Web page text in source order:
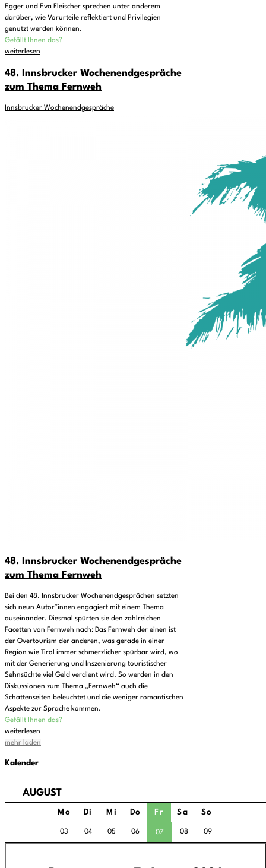
Egger und Eva Fleischer sprechen unter anderem
darüber, wie Vorurteile reflektiert und Privilegien
genutzt werden können.
Gefällt Ihnen das?
weiterlesen
48. Innsbrucker Wochenendgespräche
zum Thema Fernweh
Innsbrucker Wochenendgespräche
48. Innsbrucker Wochenendgespräche
zum Thema Fernweh
Bei den 48. Innsbrucker Wochenendgesprächen setzten
sich neun Autor*innen engagiert mit einem Thema
auseinander. Diesmal spürten sie den zahlreichen
Facetten von Fernweh nach: Das Fernweh der einen ist
der Overtourism der anderen, was gerade in einer
Region wie Tirol immer schmerzlicher spürbar wird, wo
mit der Generierung und Inszenierung touristischer
Sehnsüchte viel Geld verdient wird. So werden in den
Diskussionen zum Thema „Fernweh“ auch die
Schattenseiten beleuchtet und die weniger romantischen
Aspekte zur Sprache kommen.
Gefällt Ihnen das?
weiterlesen
mehr laden
Kalender
AUGUST
Mo Di Mi Do Fr Sa So
03 04 05 06 07 08 09